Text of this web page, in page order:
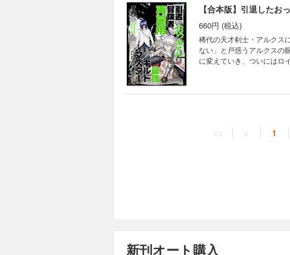
660円 (税込)
稀代の天才剣士・アルクス
ない」と戸惑うアルクスの
に変えていき、ついには
<< < 1
新刊オート購入